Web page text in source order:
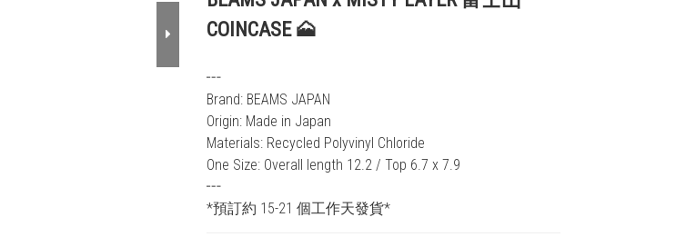
COINCASE 🗻
┅
Brand: BEAMS JAPAN
Origin: Made in Japan
Materials: Recycled Polyvinyl Chloride
One Size: Overall length 12.2 / Top 6.7 x 7.9
┅
*預訂約 15-21 個工作天發貨*